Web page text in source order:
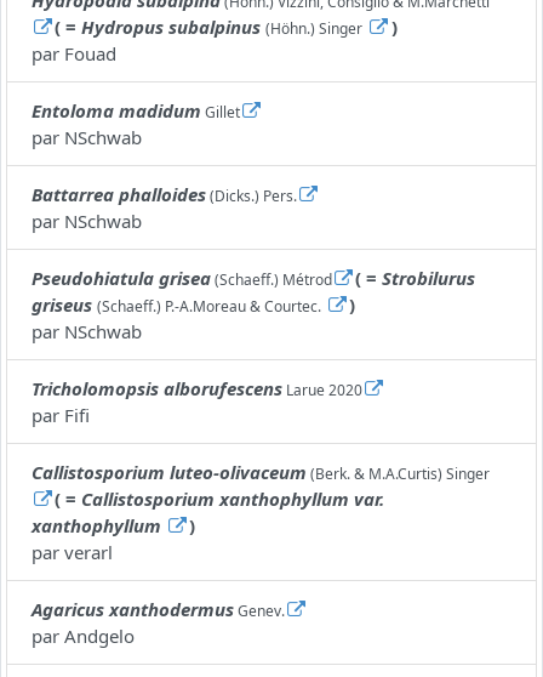
( =Hydropus subalpinus (Höhn.) Singer
)
par Fouad
Entoloma madidum Gillet
par NSchwab
Battarrea phalloides(Dicks.) Pers.
par NSchwab
Pseudohiatula grisea(Schaeff.) Métrod ( =Strobilurus
griseus (Schaeff.) P.-A.Moreau & Courtec.
)
par NSchwab
Tricholomopsis alborufescens Larue 2020
par Fifi
Callistosporium luteo-olivaceum (Berk. & M.A.Curtis) Singer
( = Callistosporium xanthophyllum var.
xanthophyllum
)
par verarl
Agaricus xanthodermusGenev.
par Andgelo